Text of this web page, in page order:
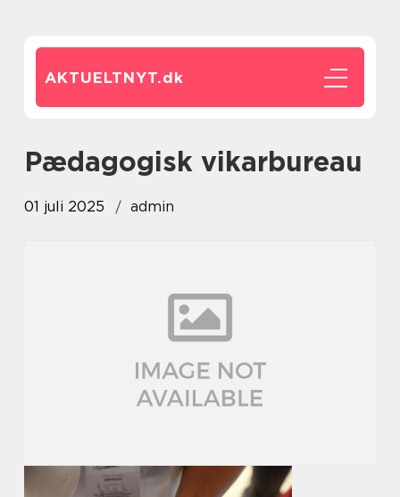
AKTUELTNYT.dk
pædagogisk vikarbureau
01 juli 2025 admin